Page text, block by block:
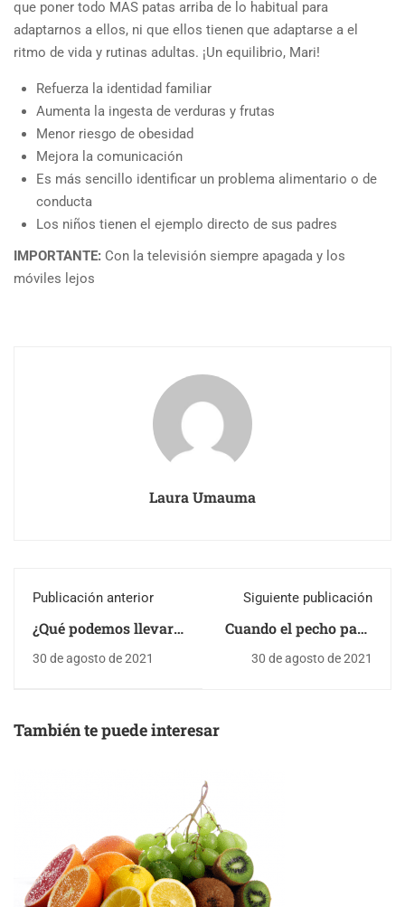
que poner todo MAS patas arriba de lo habitual para
adaptarnos a ellos, ni que ellos tienen que adaptarse a el
ritmo de vida y rutinas adultas. ¡Un equilibrio, Mari!
Refuerza la identidad familiar
Aumenta la ingesta de verduras y frutas
Menor riesgo de obesidad
Mejora la comunicación
Es más sencillo identificar un problema alimentario o de
conducta
Los niños tienen el ejemplo directo de sus padres
IMPORTANTE: Con la televisión siempre apagada y los
móviles lejos
Laura Umauma
Publicación anterior
¿Qué podemos llevar
comer?
30 de agosto de 2021
Siguiente publicación
Cuando el pecho pasa
30 de agosto de 2021
También te puede interesar